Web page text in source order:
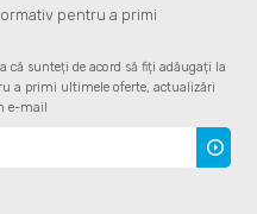
pentru a primi
că sunteți de acord să fiți adăugați la
a primi ultimele oferte, actualizări
e-mail